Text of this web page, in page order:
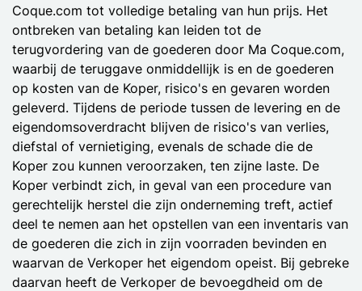
Coque.com tot volledige betaling van hun prijs. Het
ontbreken van betaling kan leiden tot de
terugvordering van de goederen door Ma Coque.com,
waarbij de teruggave onmiddellijk is en de goederen
op kosten van de Koper, risico's en gevaren worden
geleverd. Tijdens de periode tussen de levering en de
eigendomsoverdracht blijven de risico's van verlies,
diefstal of vernietiging, evenals de schade die de
Koper zou kunnen veroorzaken, ten zijne laste. De
Koper verbindt zich, in geval van een procedure van
gerechtelijk herstel die zijn onderneming treft, actief
deel te nemen aan het opstellen van een inventaris van
de goederen die zich in zijn voorraden bevinden en
waarvan de Verkoper het eigendom opeist. Bij gebreke
daarvan heeft de Verkoper de bevoegdheid om de